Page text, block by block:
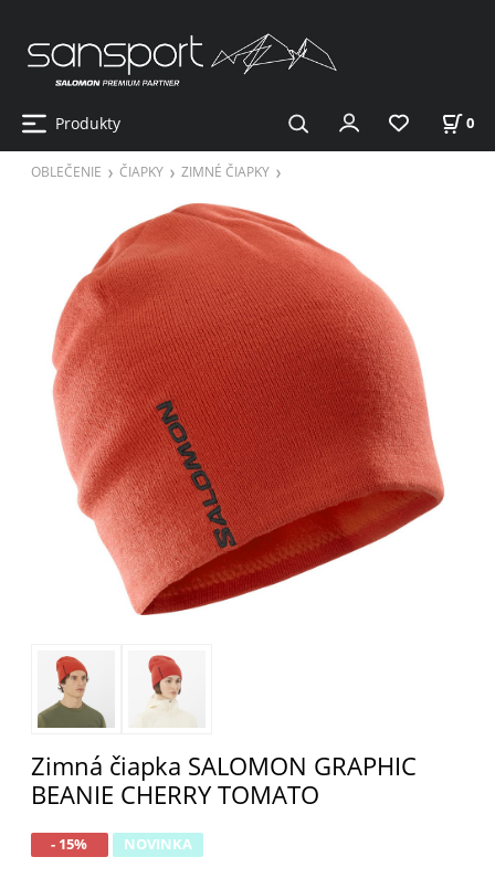
Produkty 0
OBLEČENIE ČIAPKY ZIMNÉ ČIAPKY
Zimná čiapka SALOMON GRAPHIC
BEANIE CHERRY TOMATO
- 15% NOVINKA